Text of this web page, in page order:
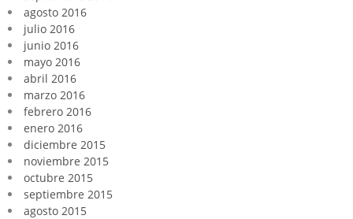
agosto 2016
julio 2016
junio 2016
mayo 2016
abril 2016
marzo 2016
febrero 2016
enero 2016
diciembre 2015
noviembre 2015
octubre 2015
septiembre 2015
agosto 2015